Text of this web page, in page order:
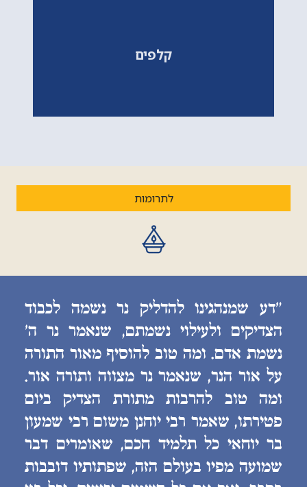
קלפים
לתרומות
״דע שמנהגינו להדליק נר נשמה לכבוד
הצדיקים ולעילוי נשמתם, שנאמר נר ה׳
נשמת אדם. ומה טוב להוסיף מאור התורה
על אור הנר, שנאמר נר מצווה ותורה אור.
ומה טוב להרבות מתורת הצדיק ביום
פטירתו, שאמר רבי יוחנן משום רבי שמעון
בר יוחאי כל תלמיד חכם, שאומרים דבר
שמועה מפיו בעולם הזה, שפתותיו דובבות